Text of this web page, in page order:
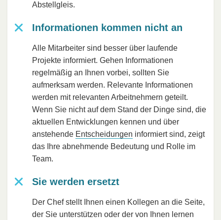
Abstellgleis.
Informationen kommen nicht an
Alle Mitarbeiter sind besser über laufende
Projekte informiert. Gehen Informationen
regelmäßig an Ihnen vorbei, sollten Sie
aufmerksam werden. Relevante Informationen
werden mit relevanten Arbeitnehmern geteilt.
Wenn Sie nicht auf dem Stand der Dinge sind, die
aktuellen Entwicklungen kennen und über
anstehende Entscheidungen informiert sind, zeigt
das Ihre abnehmende Bedeutung und Rolle im
Team.
Sie werden ersetzt
Der Chef stellt Ihnen einen Kollegen an die Seite,
der Sie unterstützen oder der von Ihnen lernen